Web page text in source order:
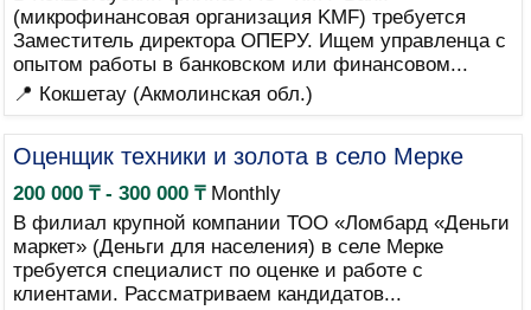
(микрофинансовая организация KMF) требуется
Заместитель директора ОПЕРУ. Ищем управленца с
опытом работы в банковском или финансовом...
📍 Кокшетау (Акмолинская обл.)
Оценщик техники и золота в село Мерке
200 000 ₸ - 300 000 ₸Monthly
В филиал крупной компании ТОО «Ломбард «Деньги
маркет» (Деньги для населения) в селе Мерке
требуется специалист по оценке и работе с
клиентами. Рассматриваем кандидатов...